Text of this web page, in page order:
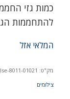
כמות גזי
להתחממות
המלאי אזל
מק"ט: 8011-01021
צילומים